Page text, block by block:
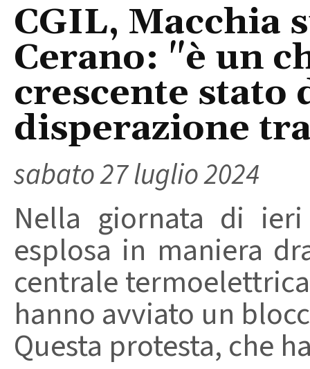
CGIL, Macchia
Cerano: "è un
crescente stato
disperazione
sabato 27 luglio 2024
Nella giornata di
esplosa in maniera
centrale
hanno avviato un
Questa protesta, che